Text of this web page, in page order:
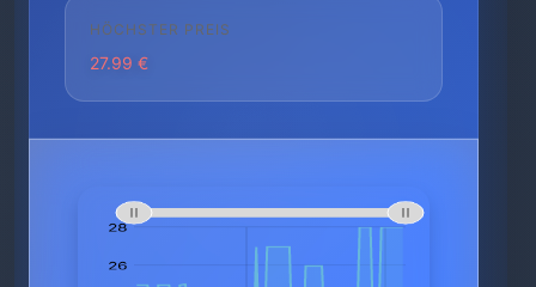
HÖCHSTER PREIS
27.99 €